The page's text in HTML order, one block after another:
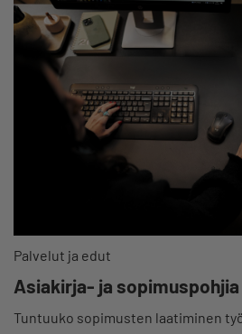
Palvelut ja edut
Asiakirja- ja
Tuntuuko sopimusten laatiminen